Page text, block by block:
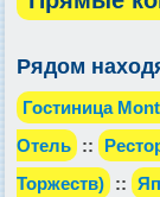
Рядом
Гостиница
Отель ::
Торжеств) ::